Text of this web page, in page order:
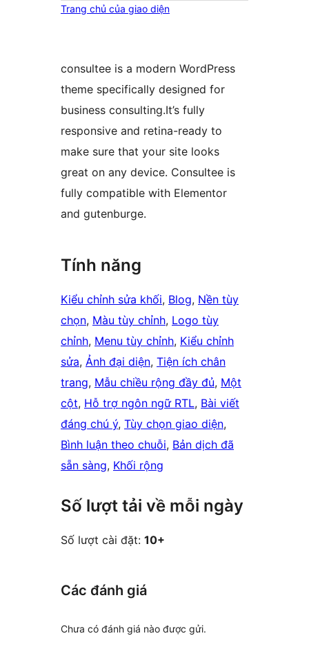
Trang chủ của giao diện
consultee is a modern WordPress
theme specifically designed for
business consulting.It’s fully
responsive and retina-ready to
make sure that your site looks
great on any device. Consultee is
fully compatible with Elementor
and gutenburge.
Tính năng
Kiểu chỉnh sửa khối, Blog, Nền tùy
chọn, Màu tùy chỉnh, Logo tùy
chỉnh, Menu tùy chỉnh, Kiểu chỉnh
sửa, Ảnh đại diện, Tiện ích chân
trang, Mẫu chiều rộng đầy đủ, Một
cột, Hỗ trợ ngôn ngữ RTL, Bài viết
đáng chú ý, Tùy chọn giao diện
Bình luận theo chuỗi, Bản dịch đã
sẵn sàng, Khối rộng
Số lượt tải về mỗi ngày
Số lượt cài đặt: 10+
Các đánh giá
Chưa có đánh giá nào được gửi.